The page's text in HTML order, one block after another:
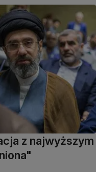
z najwyższym